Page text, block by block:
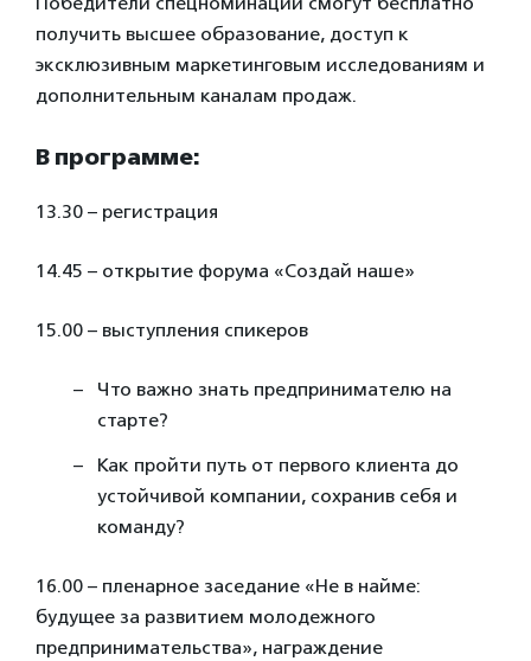
получить высшее образование, доступ к
эксклюзивным маркетинговым исследованиям и
дополнительным каналам продаж.
В программе:
13.30 – регистрация
14.45 – открытие форума «Создай наше»
15.00 – выступления спикеров
Что важно знать предпринимателю на
старте?
Как пройти путь от первого клиента до
устойчивой компании, сохранив себя и
команду?
16.00 – пленарное заседание «Не в найме:
будущее за развитием молодежного
предпринимательства», награждение